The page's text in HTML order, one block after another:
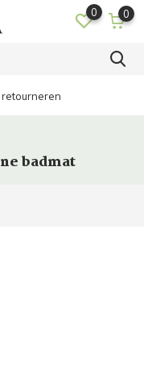
0 0
badmat